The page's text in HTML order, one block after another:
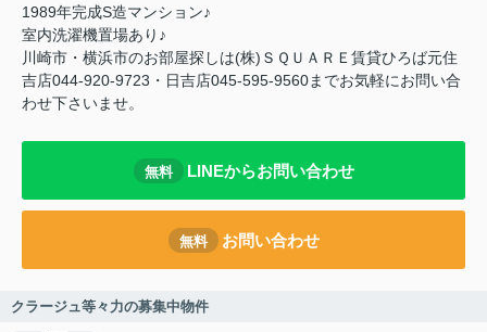
1989年完成S造マンション♪
室内洗濯機置場あり♪
川崎市・横浜市のお部屋探しは(株)ＳＱＵＡＲＥ賃貸ひろば元住
吉店044-920-9723・日吉店045-595-9560までお気軽にお問い合
わせ下さいませ。
無料 LINEからお問い合わせ
無料 お問い合わせ
クラージュ等々力の募集中物件